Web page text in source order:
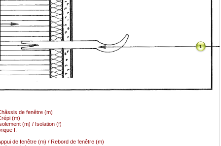
1
de fenêtre (m)
(m)
(m) / Isolation (f)
f.
de fenêtre (m) / Rebord de fenêtre (m)